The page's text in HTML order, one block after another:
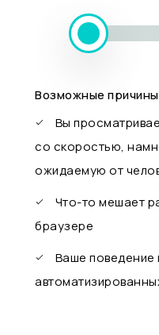
Возможные
Вы
со скоростью,
ожидаемую от
Что-то мешает
браузере
Ваше поведение